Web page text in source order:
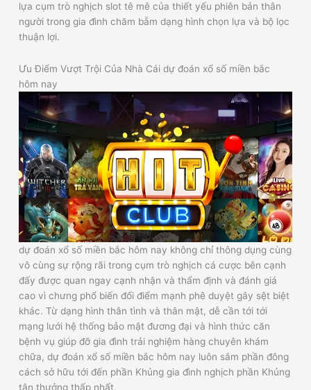
lựa cụm trò nghịch slot tê mê của thiết yếu phiên bản thân
người trong gia đình chăm bẵm dạng hình chọn lựa và bộ lọc
thuận lợi.
Ưu Điểm Vượt Trội Của Nhà Cái dự đoán xổ số miền bắc
hôm nay
dự đoán xổ số miền bắc hôm nay không chỉ thông dụng cùng
vô cùng sự rộng rãi trong cụm trò nghịch cá cược bên cạnh
đấy được quan ngay cạnh nhận và thẩm định và đánh giá
cao vì chưng phổ biến đổi điểm mạnh phê duyệt gây sệt biệt
khác. Từ dạng hình thân tình và thân mật, dễ cần tới tới
mạng lưới hệ thống bảo mật đương đại và hình thức căn
bệnh vụ giúp đỡ gia đình trải nghiệm hàng chuyên khám
chữa, dự đoán xổ số miền bắc hôm nay luôn sắm phần đông
cách sở hữu tới đến phần Khủng gia đình nghịch phần Khủng
tận thưởng thấp nhất.